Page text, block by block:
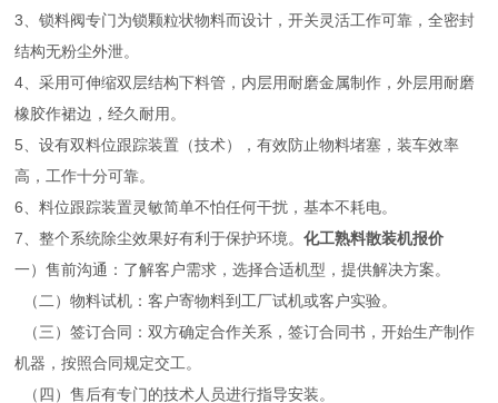
3、锁料阀专门为锁颗粒状物料而设计，开关灵活工作可靠，全密封
结构无粉尘外泄。
4、采用可伸缩双层结构下料管，内层用耐磨金属制作，外层用耐磨
橡胶作裙边，经久耐用。
5、设有双料位跟踪装置（技术），有效防止物料堵塞，装车效率
高，工作十分可靠。
6、料位跟踪装置灵敏简单不怕任何干扰，基本不耗电。
7、整个系统除尘效果好有利于保护环境。化工熟料散装机报价
一）售前沟通：了解客户需求，选择合适机型，提供解决方案。
（二）物料试机：客户寄物料到工厂试机或客户实验。
（三）签订合同：双方确定合作关系，签订合同书，开始生产制作
机器，按照合同规定交工。
（四）售后有专门的技术人员进行指导安装。